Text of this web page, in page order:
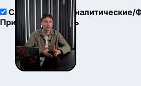
Служебные
Аналитические/
Принять
Настроить